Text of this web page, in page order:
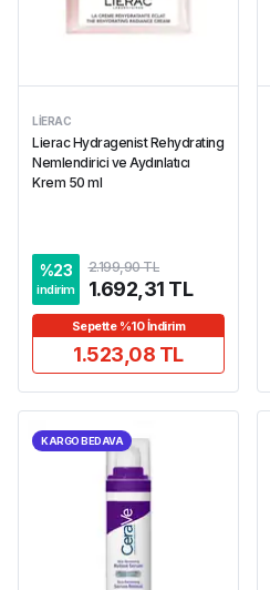
LIERAC
Lierac Hydragenist Rehydrating
Nemlendirici ve Aydınlatıcı
Krem 50 ml
%23
indirim
2.199,90 TL
1.692,31 TL
Sepette %10 İndirim
1.523,08 TL
KARGO BEDAVA